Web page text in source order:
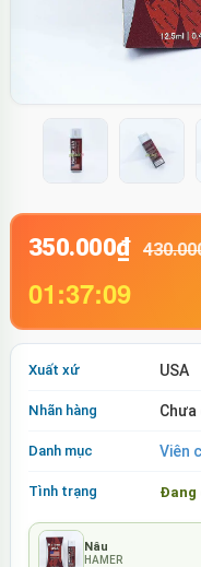
350.000₫
01:37:08
Xuất xứ USA
Nhãn hàng Chưa
Danh mục Viên
Tình trạng Đang
Nâu
HAMER